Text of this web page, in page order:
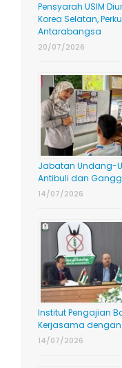
Pensyarah USIM
Korea Selatan,
Antarabangsa
20/07/2026
Jabatan Undang-
Antibuli dan
14/07/2026
Institut Pengajian
Kerjasama
14/07/2026